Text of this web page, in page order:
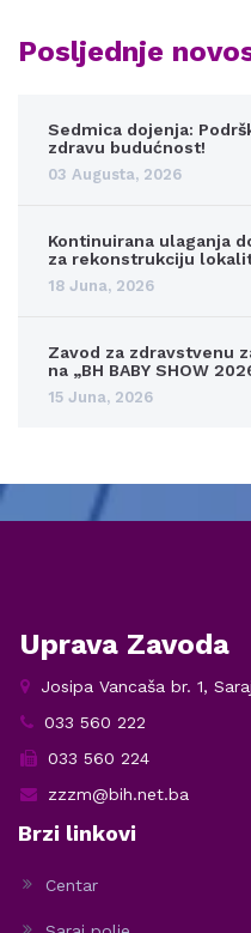
Posljednje
Sedmica dojenja:
zdravu budućnost!
03 Augusta, 2026
Kontinuirana ulaganja
za rekonstrukciju
18 Juna, 2026
Zavod za zdravstvenu
na „BH BABY SHOW
15 Juna, 2026
Uprava Zavoda
Josipa Vancaša br. 1,
033 560 222
033 560 224
zzzm@bih.net.ba
Brzi linkovi
Centar